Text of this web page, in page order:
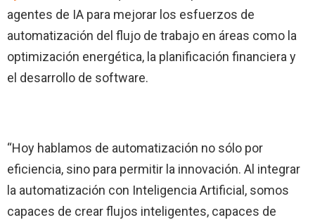
agentes de IA para mejorar los esfuerzos de
automatización del flujo de trabajo en áreas como la
optimización energética, la planificación financiera y
el desarrollo de software.
“Hoy hablamos de automatización no sólo por
eficiencia, sino para permitir la innovación. Al integrar
la automatización con Inteligencia Artificial, somos
capaces de crear flujos inteligentes, capaces de